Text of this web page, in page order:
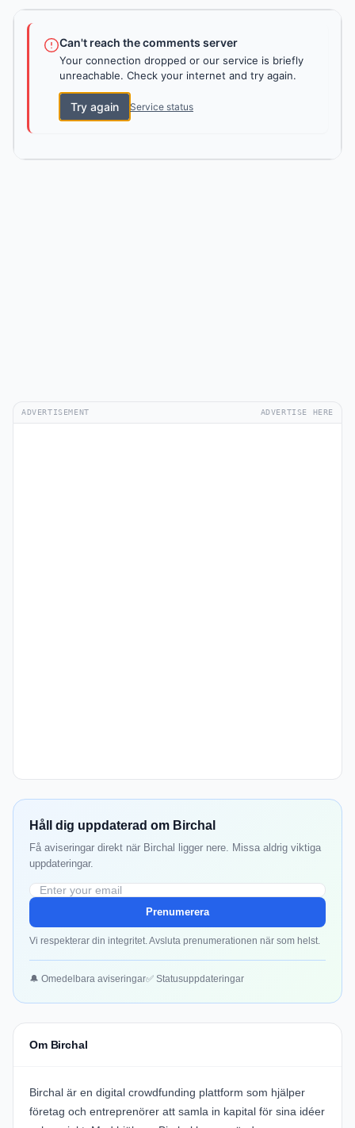
Can't reach the comments server
Your connection dropped or our service is briefly
unreachable. Check your internet and try again.
Try again Service status
ADVERTISEMENT ADVERTISE HERE
Håll dig uppdaterad om Birchal
Få aviseringar direkt när Birchal ligger nere. Missa aldrig viktiga
uppdateringar.
Prenumerera
Vi respekterar din integritet. Avsluta prenumerationen när som helst.
🔔 Omedelbara aviseringar✅ Statusuppdateringar
Om Birchal
Birchal är en digital crowdfunding plattform som hjälper
företag och entreprenörer att samla in kapital för sina idéer